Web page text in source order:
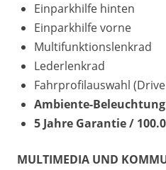
Einparkhilfe hinten
Einparkhilfe vorne
Multifunktionslenkrad
Lederlenkrad
Fahrprofilauswahl
Ambiente-
5 Jahre Garantie /
MULTIMEDIA UND